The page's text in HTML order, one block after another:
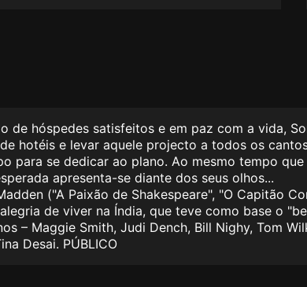
de hóspedes satisfeitos e em paz com a vida,
hotéis e levar aquele projecto a todos os
para se dedicar ao plano. Ao mesmo tempo
apresenta-se diante dos seus olhos...
("A Paixão de Shakespeare", "O Capitão
de viver na Índia, que teve como base o
– Maggie Smith, Judi Dench, Bill Nighy, Tom
Desai. PÚBLICO